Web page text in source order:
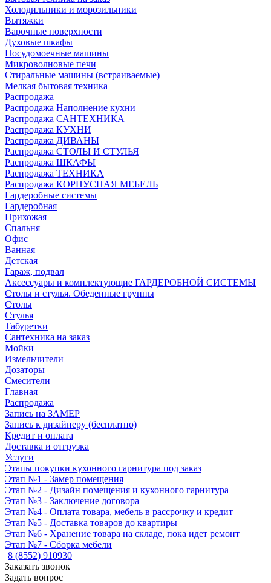
Холодильники и морозильники
Вытяжки
Варочные поверхности
Духовые шкафы
Посудомоечные машины
Микроволновые печи
Стиральные машины (встраиваемые)
Мелкая бытовая техника
Распродажа
Распродажа Наполнение кухни
Распродажа САНТЕХНИКА
Распродажа КУХНИ
Распродажа ДИВАНЫ
Распродажа СТОЛЫ И СТУЛЬЯ
Распродажа ШКАФЫ
Распродажа ТЕХНИКА
Распродажа КОРПУСНАЯ МЕБЕЛЬ
Гардеробные системы
Гардеробная
Прихожая
Спальня
Офис
Ванная
Детская
Гараж, подвал
Аксессуары и комплектующие ГАРДЕРОБНОЙ СИСТЕМЫ
Столы и стулья. Обеденные группы
Столы
Стулья
Табуретки
Сантехника на заказ
Мойки
Измельчители
Дозаторы
Смесители
Главная
Распродажа
Запись на ЗАМЕР
Запись к дизайнеру (бесплатно)
Кредит и оплата
Доставка и отгрузка
Услуги
Этапы покупки кухонного гарнитура под заказ
Этап №1 - Замер помещения
Этап №2 - Дизайн помещения и кухонного гарнитура
Этап №3 - Заключение договора
Этап №4 - Оплата товара, мебель в рассрочку и кредит
Этап №5 - Доставка товаров до квартиры
Этап №6 - Хранение товара на складе, пока идет ремонт
Этап №7 - Сборка мебели
8 (8552) 910930
Заказать звонок
Задать вопрос